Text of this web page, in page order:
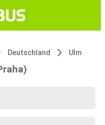
Deutschland Ulm